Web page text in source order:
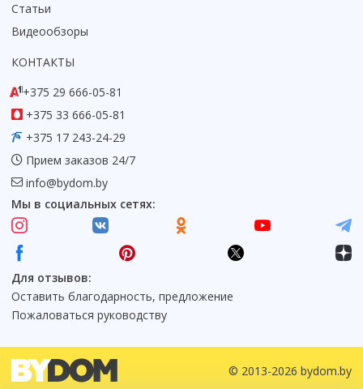
Статьи
Видеообзоры
КОНТАКТЫ
+375 29 666-05-81
+375 33 666-05-81
+375 17 243-24-29
Прием заказов 24/7
info@bydom.by
Мы в социальных сетях:
Для отзывов:
Оставить благодарность, предложение
Пожаловаться руководству
© 2013-2026 bydom.by